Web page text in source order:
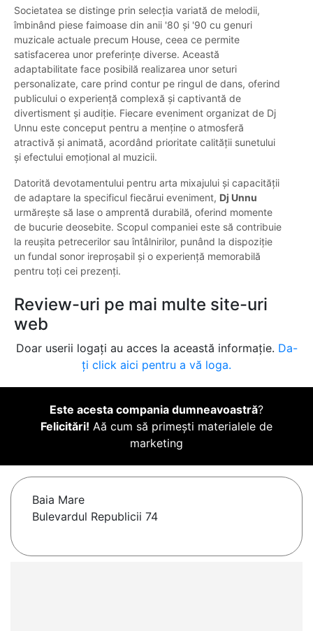
Societatea se distinge prin selecția variată de melodii,
îmbinând piese faimoase din anii '80 și '90 cu genuri
muzicale actuale precum House, ceea ce permite
satisfacerea unor preferințe diverse. Această
adaptabilitate face posibilă realizarea unor seturi
personalizate, care prind contur pe ringul de dans, oferind
publicului o experiență complexă și captivantă de
divertisment și audiție. Fiecare eveniment organizat de Dj
Unnu este conceput pentru a menține o atmosferă
atractivă și animată, acordând prioritate calității sunetului
și efectului emoțional al muzicii.
Datorită devotamentului pentru arta mixajului și capacității
de adaptare la specificul fiecărui eveniment, Dj Unnu
urmărește să lase o amprentă durabilă, oferind momente
de bucurie deosebite. Scopul companiei este să contribuie
la reușita petrecerilor sau întâlnirilor, punând la dispoziție
un fundal sonor ireproșabil și o experiență memorabilă
pentru toți cei prezenți.
Review-uri pe mai multe site-uri
web
Doar userii logați au acces la această informație. Da-
ți click aici pentru a vă loga.
Este acesta compania dumneavoastră?
Felicitări! Aă cum să primești materialele de
marketing
Baia Mare
Bulevardul Republicii 74